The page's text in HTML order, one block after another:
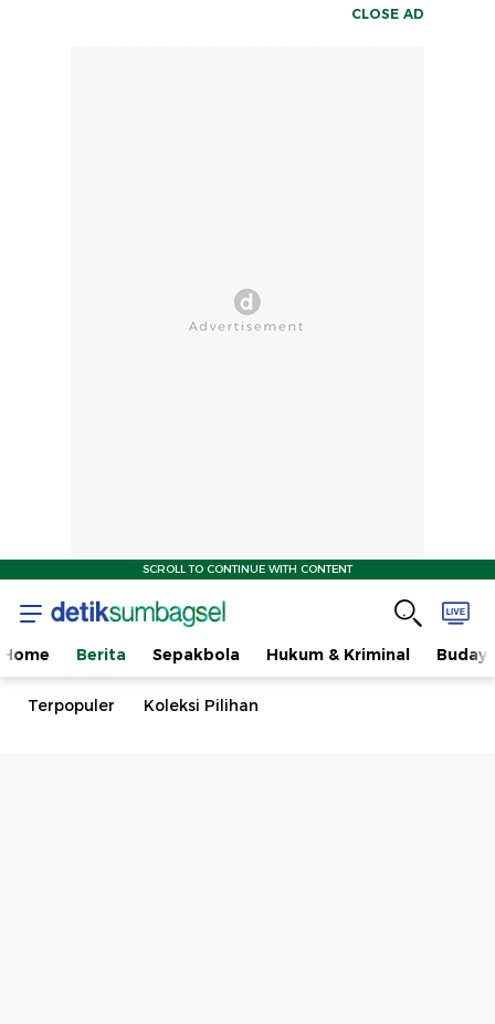
CLOSE AD
SCROLL TO CONTINUE WITH CONTENT
Home Berita Sepakbola Hukum & Kriminal
Terpopuler Koleksi Pilihan